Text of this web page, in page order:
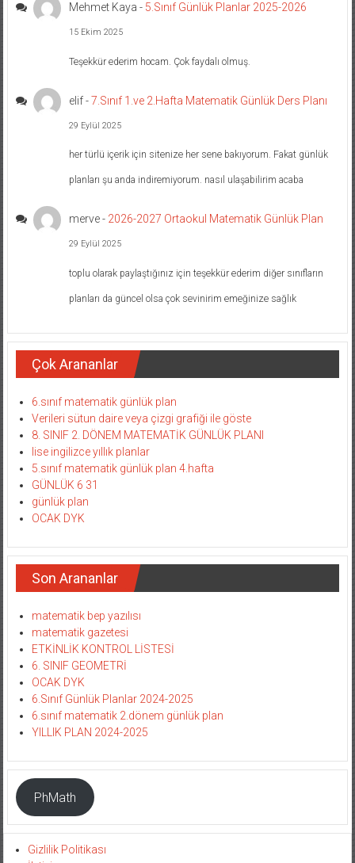
Mehmet Kaya - 5.Sınıf Günlük Planlar 2025-2026
15 Ekim 2025
Teşekkür ederim hocam. Çok faydalı olmuş.
elif-7.Sınıf 1.ve 2.Hafta Matematik Günlük Ders Planı
29 Eylül 2025
her türlü içerik için sitenize her sene bakıyorum. Fakat günlük
planları şu anda indiremiyorum. nasıl ulaşabilirim acaba
merve- 2026-2027 Ortaokul Matematik Günlük Plan
29 Eylül 2025
toplu olarak paylaştığınız için teşekkür ederim diğer sınıfların
planları da güncel olsa çok sevinirim emeğinize sağlık
Çok Arananlar
6.sınıf matematik günlük plan
Verileri sütun daire veya çizgi grafiği ile göste
8. SINIF 2. DÖNEM MATEMATİK GÜNLÜK PLANI
lise ingilizce yıllık planlar
5.sınıf matematik günlük plan 4.hafta
GÜNLÜK 6 31
günlük plan
OCAK DYK
Son Arananlar
matematik bep yazılısı
matematik gazetesi
ETKİNLİK KONTROL LİSTESİ
6. SINIF GEOMETRİ
OCAK DYK
6.Sınıf Günlük Planlar 2024-2025
6.sınıf matematik 2.dönem günlük plan
YILLIK PLAN 2024-2025
PhMath
Gizlilik Politikası